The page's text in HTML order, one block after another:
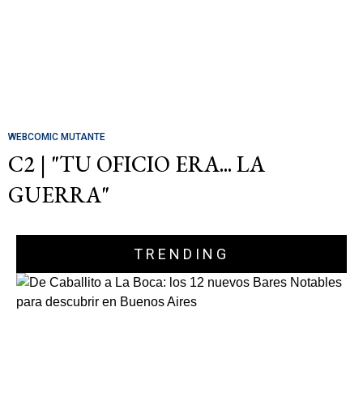
WEBCOMIC MUTANTE
C2 | "TU OFICIO ERA... LA
GUERRA"
TRENDING